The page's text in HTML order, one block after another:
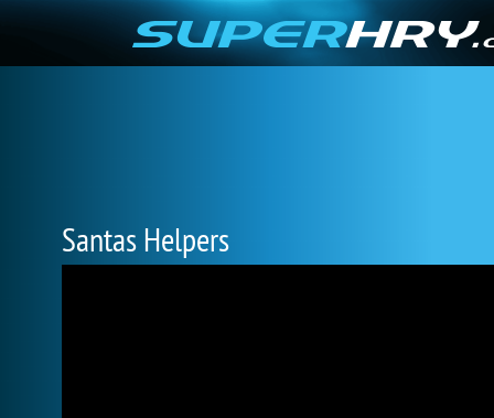
Santas Helpers